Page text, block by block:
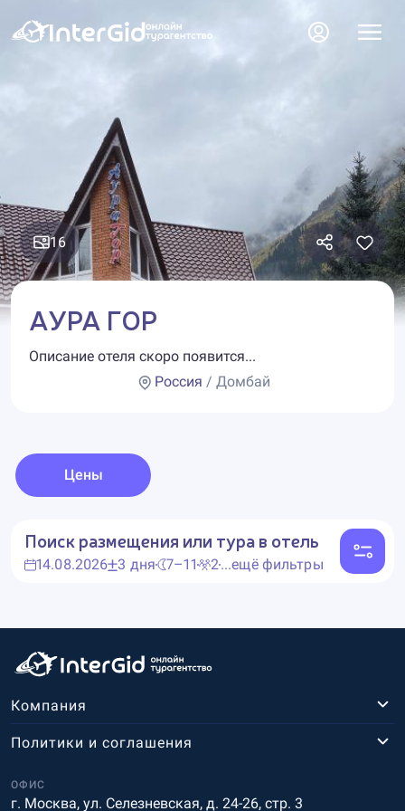
16
АУРА ГОР
Описание отеля скоро появится...
Россия / Домбай
Цены
Поиск размещения или тура в отель
14.08.2026 3 дня 7–11 2...ещё фильтры
Компания
ОФИС
г. Москва, ул. Селезневская, д. 24-26, стр. 3
Политики и соглашения